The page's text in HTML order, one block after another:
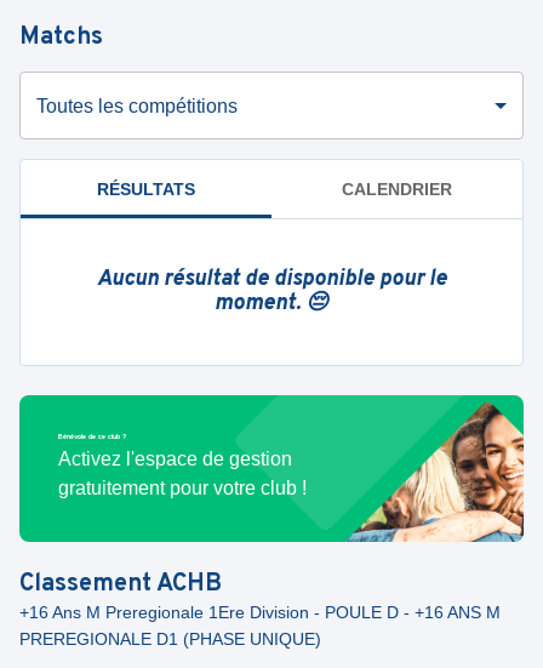
Matchs
Toutes les compétitions
RÉSULTATS CALENDRIER
Aucun résultat de disponible pour le
moment. 😔
Bénévole de ce club ?
Activez l'espace de gestion
gratuitement pour votre club !
ClassementACHB
+16 Ans M Preregionale 1Ere Division - POULE D - +16 ANS M
PREREGIONALE D1 (PHASE UNIQUE)